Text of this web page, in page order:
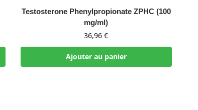
Testosterone Phenylpropionate ZPHC (100
mg/ml)
36,96€
Ajouter au panier